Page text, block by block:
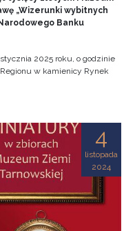
„Wizerunki wybitnych
Banku
2025 roku, o godzinie
w kamienicy Rynek
4
listopada
2024